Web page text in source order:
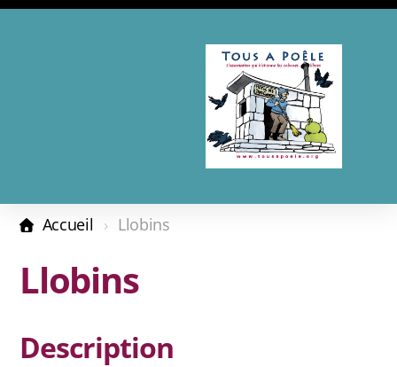
Accueil Llobins
Llobins
Description
Les complices
Revue de presse